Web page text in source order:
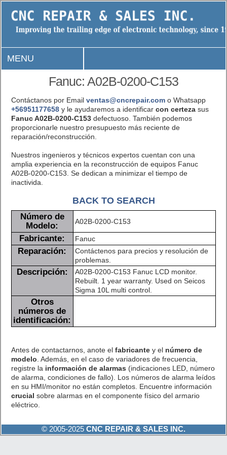
MENU
Fanuc: A02B-0200-C153
Contáctanos por Email ventas@cncrepair.como Whatsapp
+56951177658y le ayudaremos a identificar con certezasus
Fanuc A02B-0200-C153defectuoso. También podemos
proporcionarle nuestro presupuesto más reciente de
reparación/reconstrucción.
Nuestros ingenieros y técnicos expertos cuentan con una
amplia experiencia en la reconstrucción de equipos Fanuc
A02B-0200-C153. Se dedican a minimizar el tiempo de
inactivida.
BACK TO SEARCH
Número de
Modelo:
A02B-0200-C153
Fabricante: Fanuc
Reparación:
Contáctenos para precios y resolución de
problemas.
Descripción:
A02B-0200-C153 Fanuc LCD monitor.
Rebuilt. 1 year warranty. Used on Seicos
Sigma 10L multi control.
Otros
números de
identificación:
Antes de contactarnos, anote el fabricantey el número de
modelo . Además, en el caso de variadores de frecuencia,
registre la información de alarmas (indicaciones LED, número
de alarma, condiciones de fallo). Los números de alarma leídos
en su HMI/monitor no están completos. Encuentre información
crucial sobre alarmas en el componente físico del armario
eléctrico.
© 2005-2025 CNC REPAIR & SALES INC.